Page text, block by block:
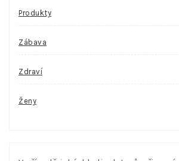
Produkty
Zábava
Zdraví
Ženy